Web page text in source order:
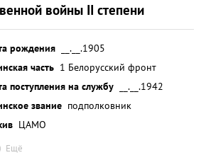
войны II степени
рождения
__.__.1905
часть 1 Белорусский фронт
поступления на службу
__.__.1942
звание подполковник
ЦАМО
Ещё